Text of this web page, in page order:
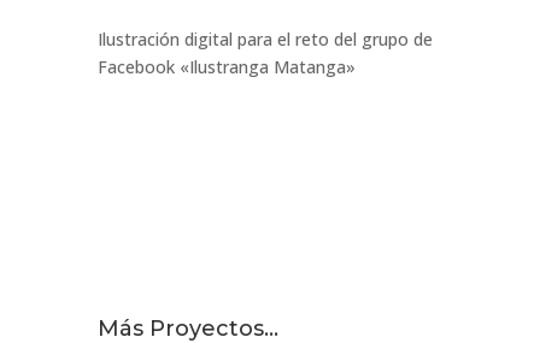
Ilustración digital para el reto del grupo de
Facebook «Ilustranga Matanga»
Más Proyectos…